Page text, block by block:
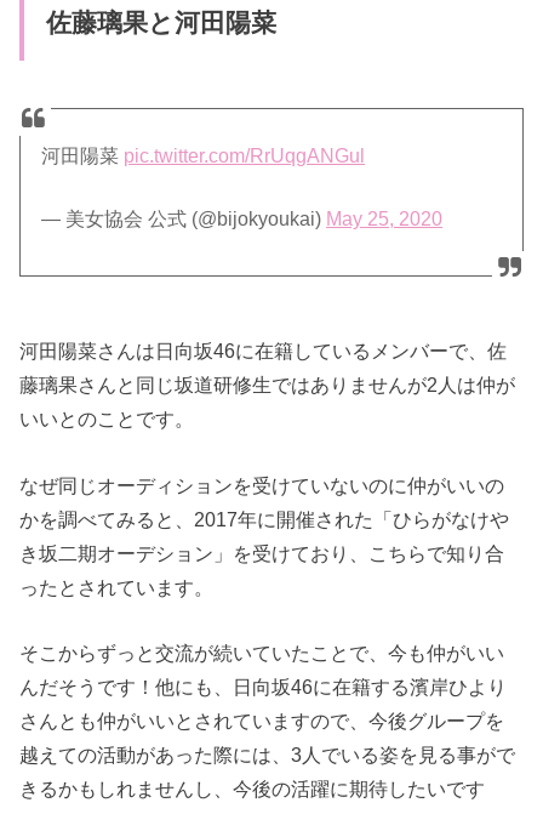
佐藤璃果と河田陽菜
河田陽菜 pic.twitter.com/RrUqgANGul
— 美女協会 公式 (@bijokyoukai) May 25, 2020
河田陽菜さんは日向坂46に在籍しているメンバーで、佐
藤璃果さんと同じ坂道研修生ではありませんが2人は仲が
いいとのことです。
なぜ同じオーディションを受けていないのに仲がいいの
かを調べてみると、2017年に開催された「ひらがなけや
き坂二期オーデション」を受けており、こちらで知り合
ったとされています。
そこからずっと交流が続いていたことで、今も仲がいい
んだそうです！他にも、日向坂46に在籍する濱岸ひより
さんとも仲がいいとされていますので、今後グループを
越えての活動があった際には、3人でいる姿を見る事がで
きるかもしれませんし、今後の活躍に期待したいです